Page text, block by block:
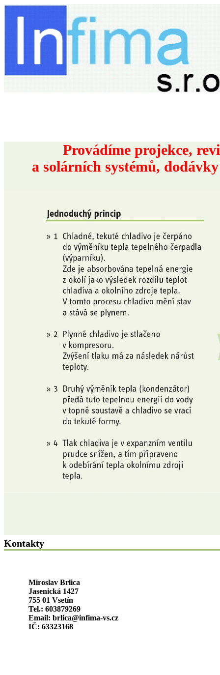
Provádíme projekce,
a solárních systémů,
Kontakty
Miroslav Brlica
Jasenická 1427
755 01 Vsetín
Tel.: 603879269
Email: brlica@infima-vs.cz
IČ: 63323168